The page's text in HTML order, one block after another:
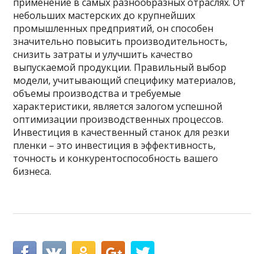
небольших мастерских до крупнейших
промышленных предприятий, он способен
значительно повысить производительность,
снизить затраты и улучшить качество
выпускаемой продукции. Правильный выбор
модели, учитывающий специфику материалов,
объемы производства и требуемые
характеристики, является залогом успешной
оптимизации производственных процессов.
Инвестиция в качественный станок для резки
пленки – это инвестиция в эффективность,
точность и конкурентоспособность вашего
бизнеса.